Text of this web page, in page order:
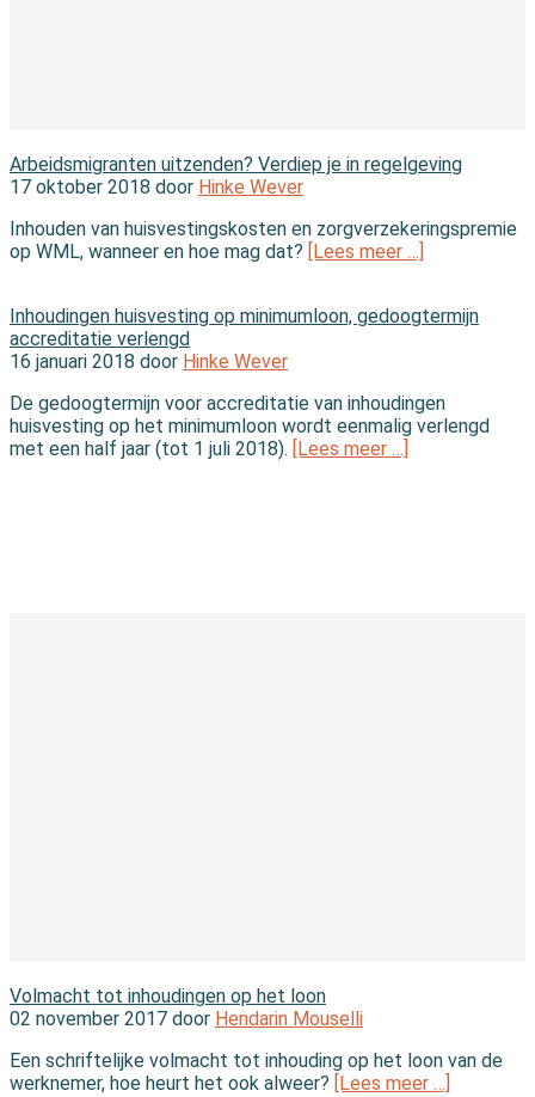
Arbeidsmigranten uitzenden? Verdiep je in regelgeving
17 oktober 2018 door Hinke Wever
Inhouden van huisvestingskosten en zorgverzekeringspremie
op WML, wanneer en hoe mag dat?
[Lees meer …]
Inhoudingen huisvesting op minimumloon, gedoogtermijn
accreditatie verlengd
16 januari 2018 door Hinke Wever
De gedoogtermijn voor accreditatie van inhoudingen
huisvesting op het minimumloon wordt eenmalig verlengd
met een half jaar (tot 1 juli 2018).
[Lees meer …]
Volmacht tot inhoudingen op het loon
02 november 2017 door Hendarin Mouselli
Een schriftelijke volmacht tot inhouding op het loon van de
werknemer, hoe heurt het ook alweer?
[Lees meer …]